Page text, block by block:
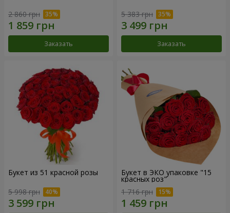
2 860 грн
Заказать
5 383 грн
Заказать
Букет из 51 красной розы
5 998 грн
Букет в ЭКО упаковке "15
красных роз"
1 716 грн